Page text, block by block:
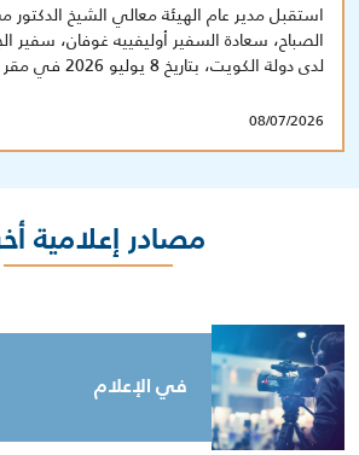
استقبل مدير عام الهيئة معالي الشيخ الدكتور
الصباح، سعادة السفير أوليفييه غوفان، سفير
لدى دولة الكويت، بتاريخ 8 يوليو 2026 في مقر الهيئة.
08/07/2026
مصادر إعلامية
في الإعلام